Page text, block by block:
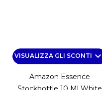
VISUALIZZA GLI SCONTI keyboard_arrow_down
Amazon Essence